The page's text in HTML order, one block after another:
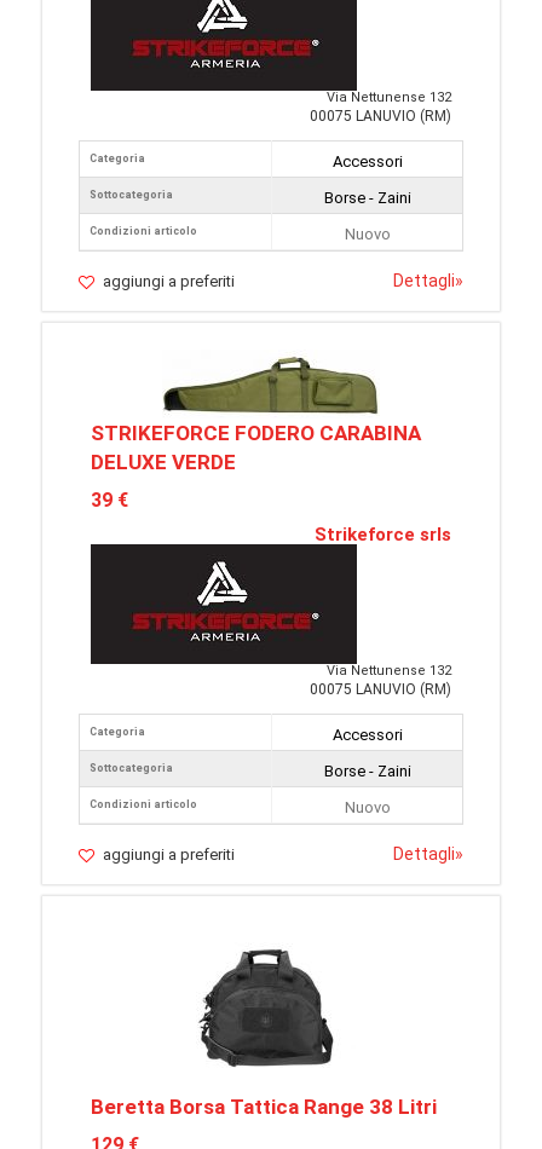
Via Nettunense 132
00075 LANUVIO (RM)
Categoria
Sottocategoria
Condizioni articolo
Accessori
Borse - Zaini
Nuovo
aggiungi a preferiti Dettagli»
STRIKEFORCE FODERO CARABINA
DELUXE VERDE
39 €
Strikeforce srls
Via Nettunense 132
00075 LANUVIO (RM)
Categoria
Sottocategoria
Condizioni articolo
Accessori
Borse - Zaini
Nuovo
aggiungi a preferiti Dettagli»
Beretta Borsa Tattica Range 38 Litri